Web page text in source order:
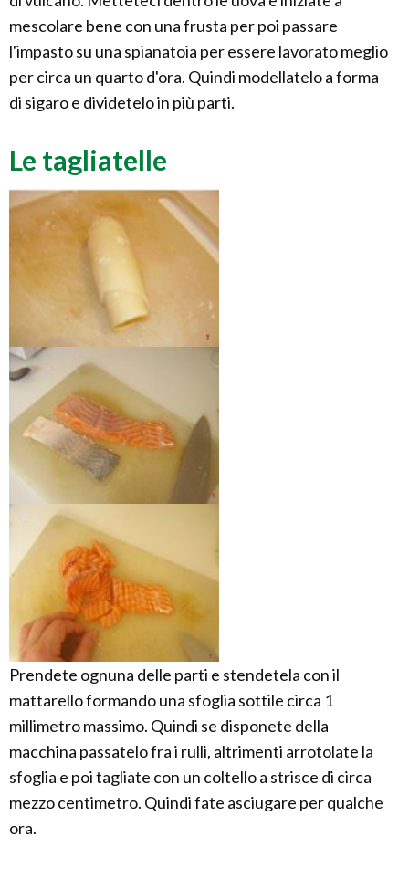
mescolare bene con una frusta per poi passare
l'impasto su una spianatoia per essere lavorato meglio
per circa un quarto d'ora. Quindi modellatelo a forma
di sigaro e dividetelo in più parti.
Le tagliatelle
Prendete ognuna delle parti e stendetela con il
mattarello formando una sfoglia sottile circa 1
millimetro massimo. Quindi se disponete della
macchina passatelo fra i rulli, altrimenti arrotolate la
sfoglia e poi tagliate con un coltello a strisce di circa
mezzo centimetro. Quindi fate asciugare per qualche
ora.